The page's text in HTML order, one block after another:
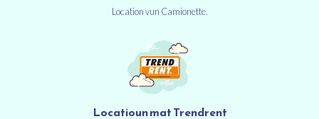
Location vun Camionette.
Locatioun mat Trendrent